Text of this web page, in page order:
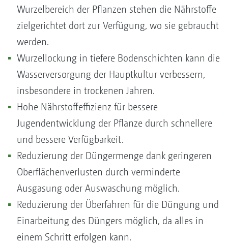
Wurzelbereich der Pflanzen stehen die Nährstoffe
zielgerichtet dort zur Verfügung, wo sie gebraucht
werden.
Wurzellockung in tiefere Bodenschichten kann die
Wasserversorgung der Hauptkultur verbessern,
insbesondere in trockenen Jahren.
Hohe Nährstoffeffizienz für bessere
Jugendentwicklung der Pflanze durch schnellere
und bessere Verfügbarkeit.
Reduzierung der Düngermenge dank geringeren
Oberflächenverlusten durch verminderte
Ausgasung oder Auswaschung möglich.
Reduzierung der Überfahren für die Düngung und
Einarbeitung des Düngers möglich, da alles in
einem Schritt erfolgen kann.